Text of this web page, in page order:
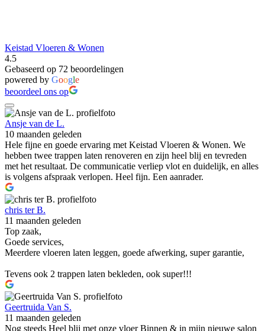
Keistad Vloeren & Wonen
4.5
Gebaseerd op 72 beoordelingen
powered by Google
beoordeel ons op
Ansje van de L.
10 maanden geleden
Hele fijne en goede ervaring met Keistad Vloeren & Wonen. We
hebben twee trappen laten renoveren en zijn heel blij en tevreden
met het resultaat. De communicatie verliep vlot en duidelijk, en alles
is volgens afspraak verlopen. Heel fijn. Een aanrader.
chris ter B.
11 maanden geleden
Top zaak,
Goede services,
Meerdere vloeren laten leggen, goede afwerking, super garantie,
Tevens ook 2 trappen laten bekleden, ook super!!!
Geertruida Van S.
11 maanden geleden
Nog steeds Heel blij met onze vloer Binnen & in mijn nieuwe salon